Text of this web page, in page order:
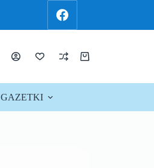
GAZETKI